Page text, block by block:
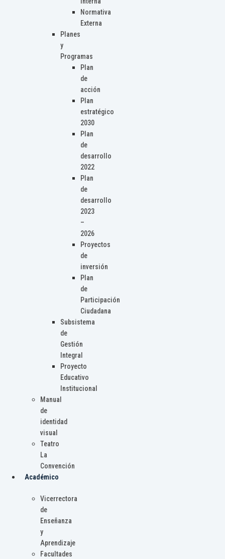
Normativa
Externa
Planes
y
Programas
Plan
de
acción
Plan
estratégico
2030
Plan
de
desarrollo
2022
Plan
de
desarrollo
2023
–
2026
Proyectos
de
inversión
Plan
de
Participación
Ciudadana
Subsistema
de
Gestión
Integral
Proyecto
Educativo
Institucional
Manual
de
identidad
visual
Teatro
La
Convención
Académico
Vicerrectora
de
Enseñanza
y
Aprendizaje
Facultades